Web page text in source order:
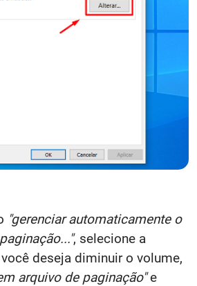
"gerenciar automaticamente o
, selecione a
deseja diminuir o volume,
arquivo de paginação"e